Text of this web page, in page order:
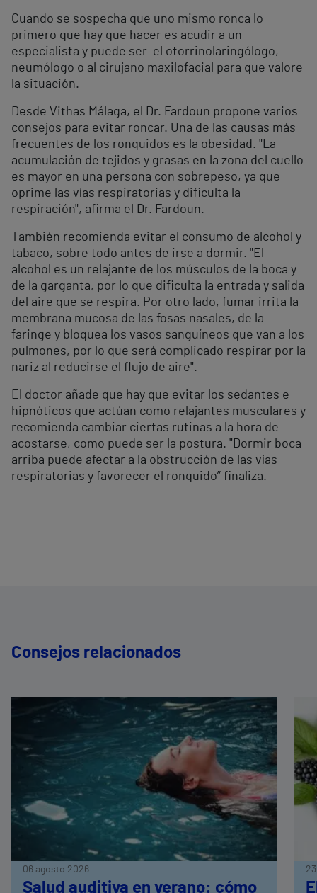
Cuando se sospecha que uno mismo ronca lo
primero que hay que hacer es acudir a un
especialista y puede ser el otorrinolaringólogo,
neumólogo o al cirujano maxilofacial para que valore
la situación.
Desde Vithas Málaga, el Dr. Fardoun propone varios
consejos para evitar roncar. Una de las causas más
frecuentes de los ronquidos es la obesidad. "La
acumulación de tejidos y grasas en la zona del cuello
es mayor en una persona con sobrepeso, ya que
oprime las vías respiratorias y dificulta la
respiración", afirma el Dr. Fardoun.
También recomienda evitar el consumo de alcohol y
tabaco, sobre todo antes de irse a dormir. "El
alcohol es un relajante de los músculos de la boca y
de la garganta, por lo que dificulta la entrada y salida
del aire que se respira. Por otro lado, fumar irrita la
membrana mucosa de las fosas nasales, de la
faringe y bloquea los vasos sanguíneos que van a los
pulmones, por lo que será complicado respirar por la
nariz al reducirse el flujo de aire".
El doctor añade que hay que evitar los sedantes e
hipnóticos que actúan como relajantes musculares y
recomienda cambiar ciertas rutinas a la hora de
acostarse, como puede ser la postura. "Dormir boca
arriba puede afectar a la obstrucción de las vías
respiratorias y favorecer el ronquido” finaliza.
Consejos relacionados
06 agosto 2026
Salud auditiva en verano: cómo